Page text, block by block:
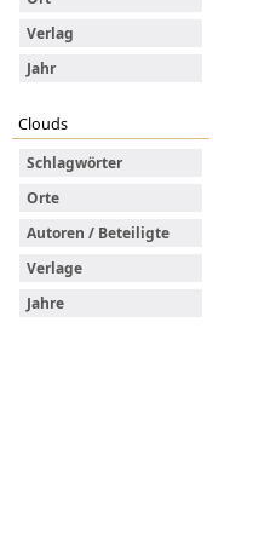
Verlag
Jahr
Clouds
Schlagwörter
Orte
Autoren / Beteiligte
Verlage
Jahre